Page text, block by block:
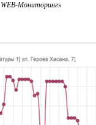
Мониторинг»